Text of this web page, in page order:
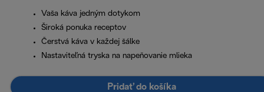
Vaša káva jedným dotykom
Široká ponuka receptov
Čerstvá káva v každej šálke
Nastaviteľná tryska na napeňovanie mlieka
Pridať do košíka